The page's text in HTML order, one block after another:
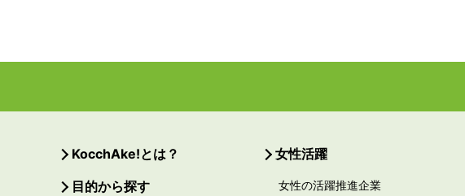
KocchAke!とは？
目的から探す
女性活躍
女性の活躍推進企業